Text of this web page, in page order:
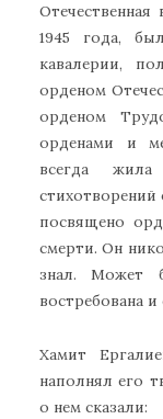
1945 года,
кавалерии,
орденом
орденом
орденами и
всегда
стихотворений
посвящено
смерти. Он
знал. Может
востребована и
Хамит
наполнял его
о нем сказали: